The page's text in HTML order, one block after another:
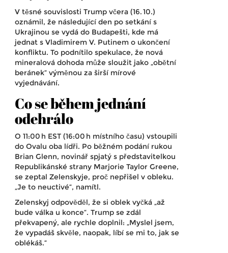
V těsné souvislosti Trump včera (16. 10.)
oznámil, že následující den po setkání s
Ukrajinou se vydá do Budapešti, kde má
jednat s Vladimirem V. Putinem o ukončení
konfliktu. To podnítilo spekulace, že nová
mineralová dohoda může sloužit jako „obětní
beránek“ výměnou za širší mírové
vyjednávání.
Co se během jednání
odehrálo
O 11:00 h EST (16:00 h místního času) vstoupili
do Ovalu oba lídři. Po běžném podání rukou
Brian Glenn, novinář spjatý s představitelkou
Republikánské strany Marjorie Taylor Greene,
se zeptal Zelenskyje, proč nepřišel v obleku.
„Je to neuctivé“, namítl.
Zelenskyj odpověděl, že si oblek vyčká „až
bude válka u konce“. Trump se zdál
překvapený, ale rychle doplnil: „Myslel jsem,
že vypadáš skvěle, naopak, líbí se mi to, jak se
oblékáš.“